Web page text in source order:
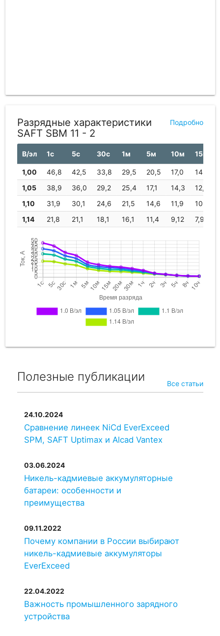
Разрядные характеристики
SAFT SBM 11 - 2
Подробно
В/эл 1с 5с 30с 1м 5м 10м 15м
1,00 46,8 42,5 33,8 29,5 20,5 17,0 14,8
1,05
38,9 36,0 29,2 25,4 17,1 14,3 12,9
1,10
31,9 30,1 24,6 21,5 14,6 11,9 10,3
1,14
21,8 21,1 18,1 16,1 11,4 9,12 7,92
Полезные публикации Все статьи
24.10.2024
Сравнение линеек NiCd EverExceed
SPM, SAFT Uptimax и Alcad Vantex
03.06.2024
Никель-кадмиевые аккумуляторные
батареи: особенности и
преимущества
09.11.2022
Почему компании в России выбирают
никель-кадмиевые аккумуляторы
EverExceed
22.04.2022
Важность промышленного зарядного
устройства